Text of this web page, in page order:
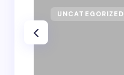
UNCATEGORIZED